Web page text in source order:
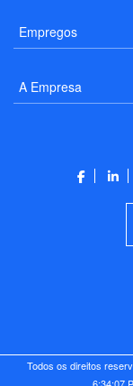
Empregos
A Empresa
Todos os direitos